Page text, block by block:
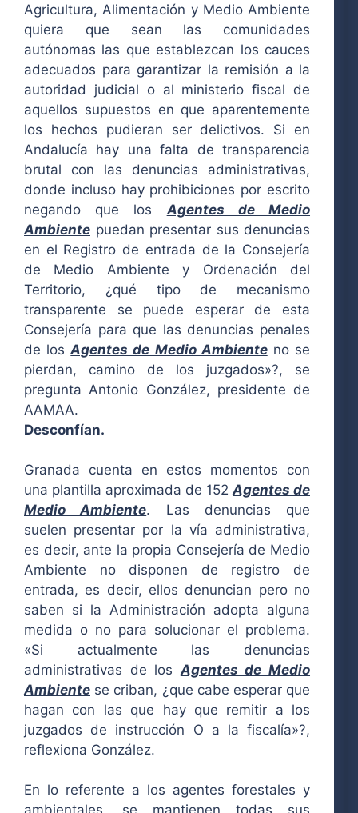
Agricultura, Alimentación y Medio Ambiente
quiera que sean las comunidades
autónomas las que establezcan los cauces
adecuados para garantizar la remisión a la
autoridad judicial o al ministerio fiscal de
aquellos supuestos en que aparentemente
los hechos pudieran ser delictivos. Si en
Andalucía hay una falta de transparencia
brutal con las denuncias administrativas,
donde incluso hay prohibiciones por escrito
negando que los Agentes de Medio
Ambiente puedan presentar sus denuncias
en el Registro de entrada de la Consejería
de Medio Ambiente y Ordenación del
Territorio, ¿qué tipo de mecanismo
transparente se puede esperar de esta
Consejería para que las denuncias penales
de losAgentes de Medio Ambienteno se
pierdan, camino de los juzgados»?, se
pregunta Antonio González, presidente de
AAMAA.
Desconfían.
Granada cuenta en estos momentos con
una plantilla aproximada de 152 Agentes de
Medio Ambiente. Las denuncias que
suelen presentar por la vía administrativa,
es decir, ante la propia Consejería de Medio
Ambiente no disponen de registro de
entrada, es decir, ellos denuncian pero no
saben si la Administración adopta alguna
medida o no para solucionar el problema.
«Si actualmente las denuncias
administrativas de los Agentes de Medio
Ambiente se criban, ¿que cabe esperar que
hagan con las que hay que remitir a los
juzgados de instrucción O a la fiscalía»?,
reflexiona González.
En lo referente a los agentes forestales y
ambientales, se mantienen todas sus